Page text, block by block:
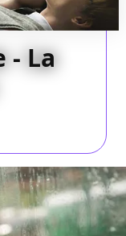
- La